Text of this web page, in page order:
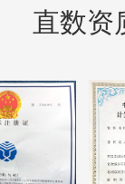
直数资